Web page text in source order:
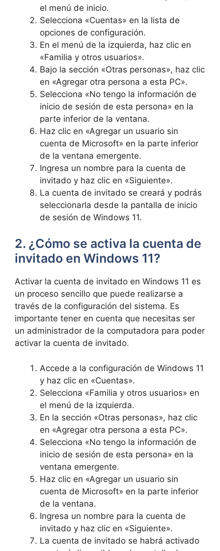
el menú de inicio.
Selecciona «Cuentas» en la lista de
opciones de configuración.
En el menú de la izquierda, haz clic en
«Familia y otros usuarios».
Bajo la sección «Otras personas», haz clic
en «Agregar otra persona a esta PC».
Selecciona «No tengo la información de
inicio de sesión de esta persona» en la
parte inferior de la ventana.
Haz clic en «Agregar un usuario sin
cuenta de Microsoft» en la parte inferior
de la ventana emergente.
Ingresa un nombre para la cuenta de
invitado y haz clic en «Siguiente».
La cuenta de invitado se creará y podrás
seleccionarla desde la pantalla de inicio
de sesión de Windows 11.
2. ¿Cómo se activa la cuenta de
invitado en Windows 11?
Activar la cuenta de invitado en Windows 11 es
un proceso sencillo que puede realizarse a
través de la configuración del sistema. Es
importante tener en cuenta que necesitas ser
un administrador de la computadora para poder
activar la cuenta de invitado.
Accede a la configuración de Windows 11
y haz clic en «Cuentas».
Selecciona «Familia y otros usuarios» en
el menú de la izquierda.
En la sección «Otras personas», haz clic
en «Agregar otra persona a esta PC».
Selecciona «No tengo la información de
inicio de sesión de esta persona» en la
ventana emergente.
Haz clic en «Agregar un usuario sin
cuenta de Microsoft» en la parte inferior
de la ventana.
Ingresa un nombre para la cuenta de
invitado y haz clic en «Siguiente».
La cuenta de invitado se habrá activado